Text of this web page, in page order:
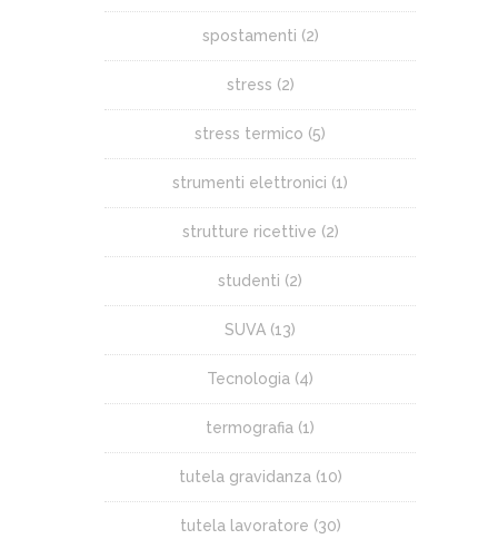
spostamenti (2)
stress (2)
stress termico (5)
strumenti elettronici (1)
strutture ricettive (2)
studenti (2)
SUVA (13)
Tecnologia (4)
termografia (1)
tutela gravidanza (10)
tutela lavoratore (30)